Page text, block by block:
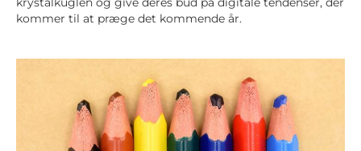
kommer til at præge det kommende år.